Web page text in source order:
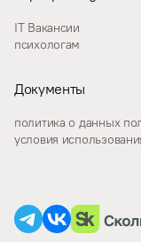
IT Вакансии
психологам
Документы
политика о данных
условия